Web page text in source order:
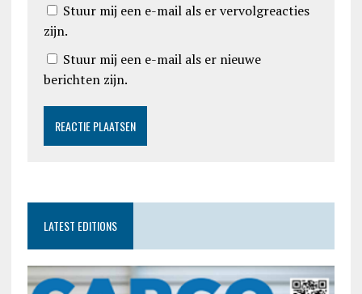
Stuur mij een e-mail als er vervolgreacties
zijn.
Stuur mij een e-mail als er nieuwe
berichten zijn.
LATEST EDITIONS